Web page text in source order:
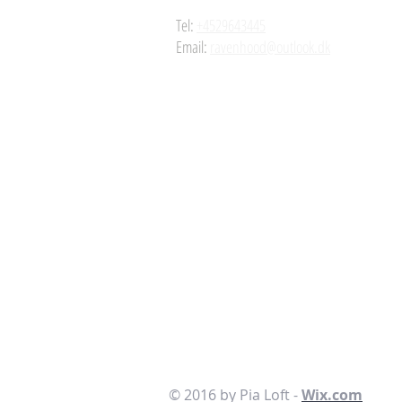
Tel:
Email:
© 2016 by Pia Loft -Wix.com